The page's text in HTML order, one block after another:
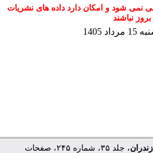
نمی شود و امکان دارد داده های نشریات
بروز نباشند
1405
، جلد ۳۵، شماره ۲۴۵، صفحات